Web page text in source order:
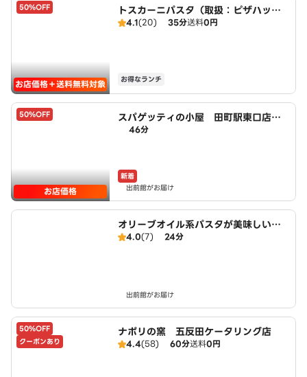
50%OFF
お店価格＋送料無料対象
トスカーニパスタ（取扱：ピザハット
恵比寿店）
4.1(20) 35分送料0円
お得なランチ
50%OFF
お店価格
スパゲッティの小屋 田町駅東口店 p
owered by LAWSON
46分
新着
出前館がお届け
オリーブオイル系パスタが美味しい
リストランテ・プーリアの風 六本木
4.0(7) 24分
出前館がお届け
50%OFF
クーポンあり
ナポリの窯 五反田ケータリング店
4.4(58) 60分送料0円